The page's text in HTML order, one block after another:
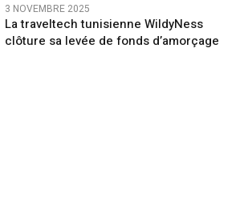
3 NOVEMBRE 2025
La traveltech tunisienne WildyNess
clôture sa levée de fonds d’amorçage